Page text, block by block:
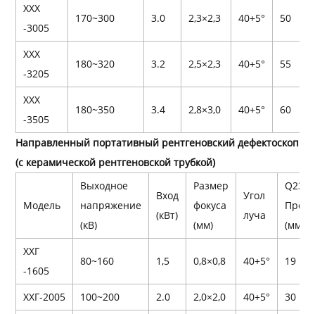
ХХХ
-3005
170~300 3.0 2,3×2,3 40+5° 50
ХХХ
-3205
180~320 3.2 2,5×2,3 40+5° 55
ХХХ
-3505
180~350 3.4 2,8×3,0 40+5° 60
Направленный портативный рентгеновский дефектоскоп
(с керамической рентгеновской трубкой)
Модель
Выходное
напряжение
(кВ)
Вход
(кВт)
Размер
фокуса
(мм)
Угол
луча
Q235
(мм)
ХХГ
-1605
80~160 1,5 0,8×0,8 40+5° 19
ХХГ-2005 100~200 2.0 2,0×2,0 40+5°
30